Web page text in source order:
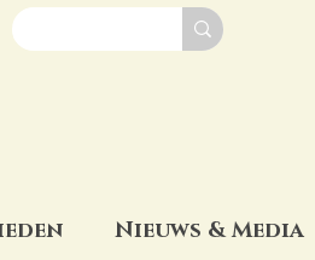
Nieuws & Media